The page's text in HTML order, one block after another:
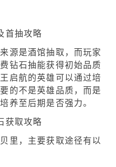
首抽攻略
源是酒馆抽取，而玩家
钻石抽能获得初始品质
启航的英雄可以通过培
的不是英雄品质，而是
养至后期是否强力。
获取攻略
里，主要获取途径有以